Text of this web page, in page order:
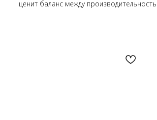
ценит баланс между